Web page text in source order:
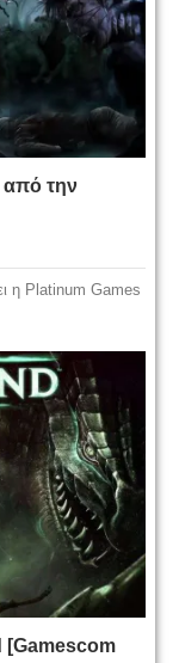
από την
η Platinum Games
[Gamescom